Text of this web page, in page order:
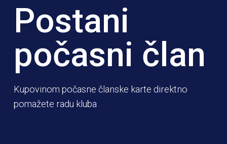
Postani
počasni član
Kupovinom počasne članske karte direktno
pomažete radu kluba